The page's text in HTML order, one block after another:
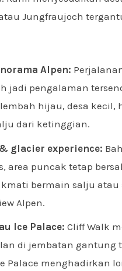
Jungfraujoch
Alpen:
jadi pengalaman
hijau, desa kecil,
dari ketinggian.
glacier experience:
area puncak tetap
bermain salju atau
Alpen.
Ice Palace: Cliff Walk
di jembatan gantung
Palace menghadirkan